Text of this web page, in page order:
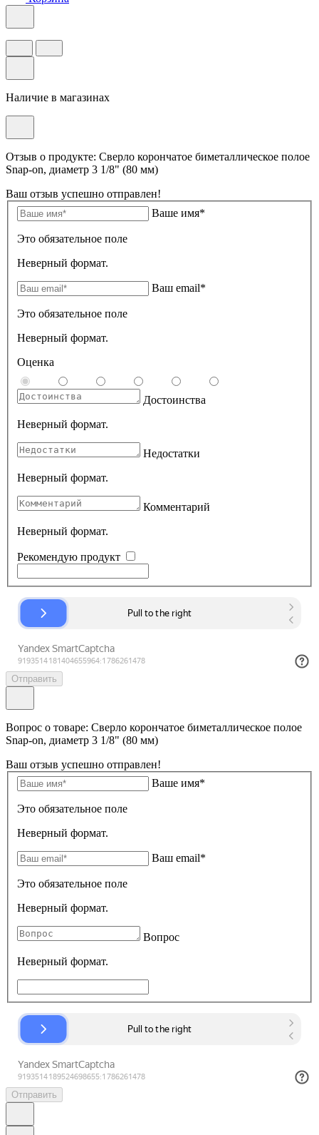
Наличие в магазинах
Отзыв о продукте: Сверло корончатое биметаллическое полое
Snap-on, диаметр 3 1/8" (80 мм)
Ваш отзыв успешно отправлен!
Ваше имя*
Это обязательное поле
Неверный формат.
Ваш email*
Это обязательное поле
Неверный формат.
Оценка
Достоинства
Неверный формат.
Недостатки
Неверный формат.
Комментарий
Неверный формат.
Рекомендую продукт
Отправить
Вопрос о товаре: Сверло корончатое биметаллическое полое
Snap-on, диаметр 3 1/8" (80 мм)
Ваш отзыв успешно отправлен!
Ваше имя*
Это обязательное поле
Неверный формат.
Ваш email*
Это обязательное поле
Неверный формат.
Вопрос
Неверный формат.
Отправить